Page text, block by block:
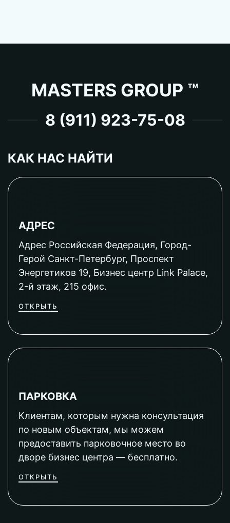
MASTERS GROUP ™
8 (911) 923-75-08
КАК НАС НАЙТИ
АДРЕС
Адрес Российская Федерация, Город-
Герой Санкт-Петербург, Проспект
Энергетиков 19, Бизнес центр Link Palace,
2-й этаж, 215 офис.
ОТКРЫТЬ
ПАРКОВКА
Клиентам, которым нужна консультация
по новым объектам, мы можем
предоставить парковочное место во
дворе бизнес центра — бесплатно.
ОТКРЫТЬ